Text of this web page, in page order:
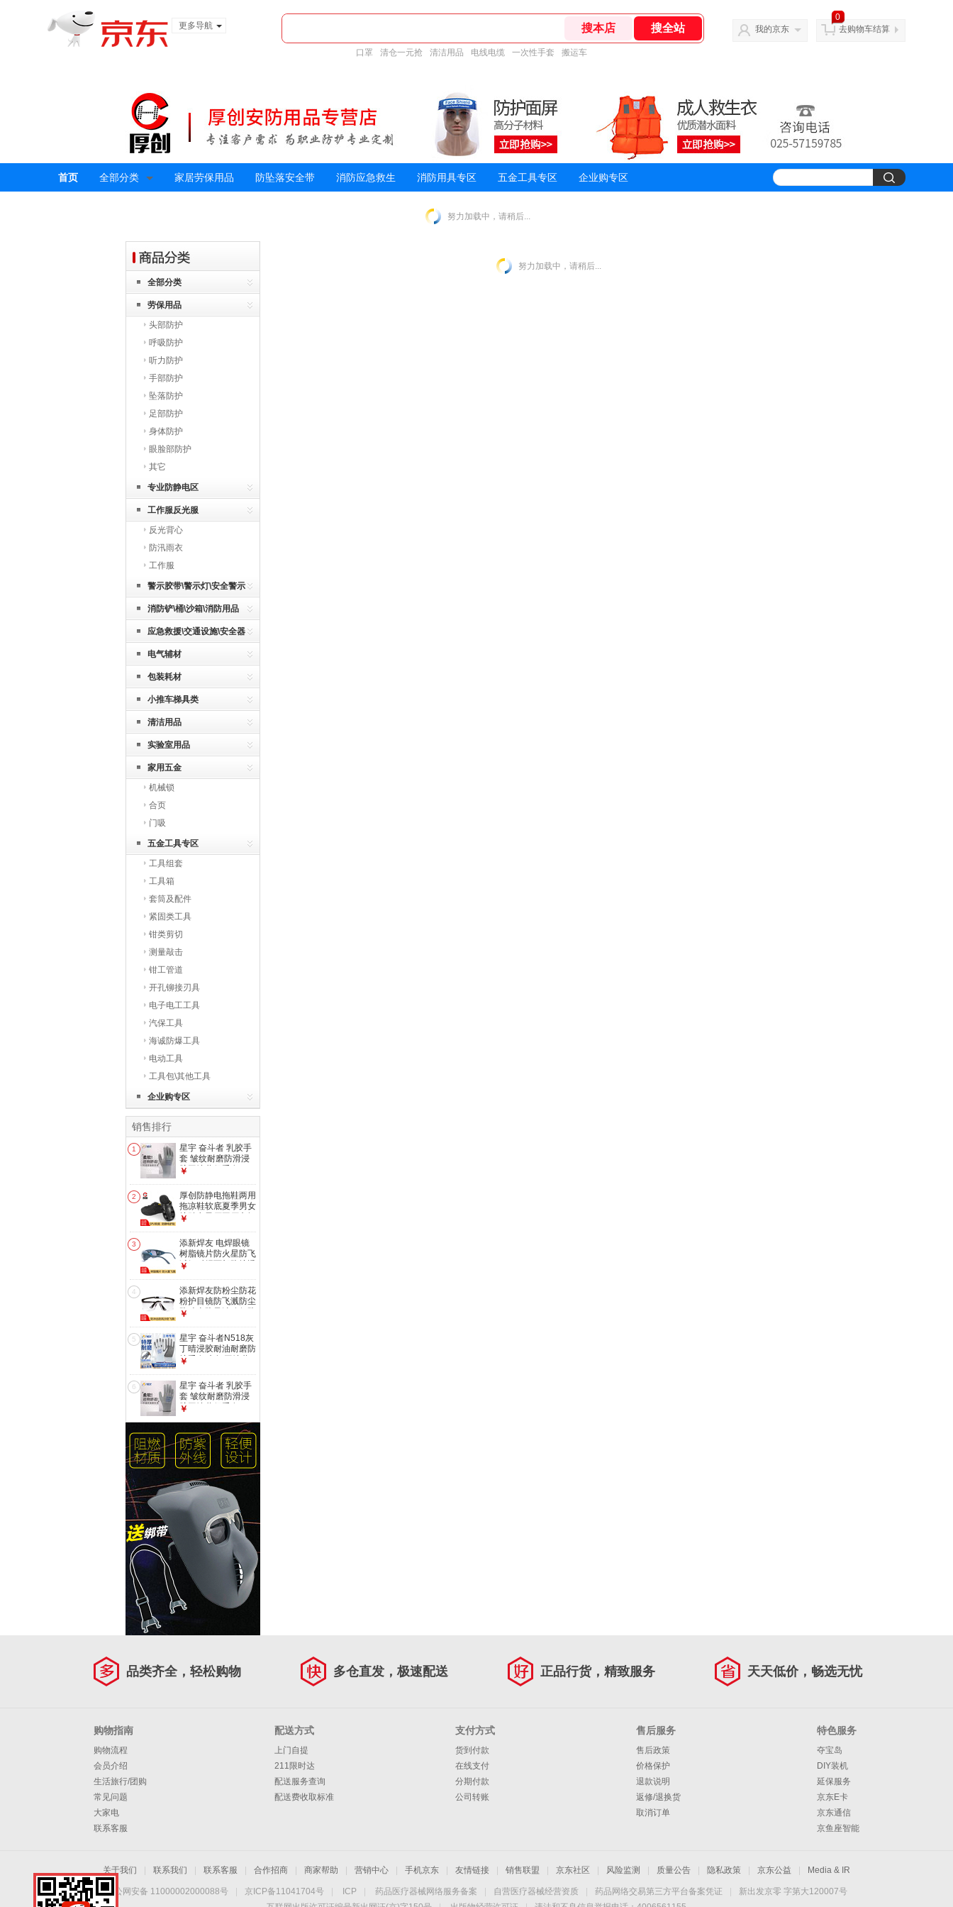
更多导航
口罩 清仓一元抢 清洁用品 电线电缆 一次性手套 搬运车
我的京东
0
去购物车结算
首页 全部分类 家居劳保用品 防坠落安全带 消防应急救生 消防用具专区 五金工具专区 企业购专区
努力加载中，请稍后...
全部分类
劳保用品
头部防护
呼吸防护
听力防护
手部防护
坠落防护
足部防护
身体防护
眼脸部防护
其它
专业防静电区
工作服反光服
反光背心
防汛雨衣
工作服
警示胶带\警示灯\安全警示
标识
消防铲\桶\沙箱\消防用品
应急救援\交通设施\安全器
具
电气辅材
包装耗材
小推车梯具类
清洁用品
实验室用品
家用五金
机械锁
合页
门吸
五金工具专区
工具组套
工具箱
套筒及配件
紧固类工具
钳类剪切
测量敲击
钳工管道
开孔铆接刃具
电子电工工具
汽保工具
海诚防爆工具
电动工具
工具包\其他工具
企业购专区
销售排行
1
星宇 奋斗者 乳胶手
套 皱纹耐磨防滑浸
胶工地劳保手套 12
浸胶】 M
￥
2
厚创防静电拖鞋两用
拖凉鞋软底夏季男女
护趾电子厂工厂车间
42
￥
3
添新焊友 电焊眼镜
树脂镜片防火星防飞
溅氩弧焊面部防护透
镜
￥
4
添新焊友防粉尘防花
粉护目镜防飞溅防尘
防冲击防风沙骑行防
【店长力荐】
￥
5
星宇 奋斗者N518灰
丁晴浸胶耐油耐磨防
护手套 车间工地劳
￥
6
星宇 奋斗者 乳胶手
套 皱纹耐磨防滑浸
胶工地劳保手套 12
￥
努力加载中，请稍后...
品类齐全，轻松购物 多仓直发，极速配送 正品行货，精致服务 天天低价，畅选无忧
购物指南
购物流程
会员介绍
生活旅行/团购
常见问题
大家电
联系客服
配送方式
上门自提
211限时达
配送服务查询
配送费收取标准
支付方式
货到付款
在线支付
分期付款
公司转账
售后服务
售后政策
价格保护
退款说明
返修/退换货
取消订单
特色服务
夺宝岛
DIY装机
延保服务
京东E卡
京东通信
京鱼座智能
关于我们 联系我们 联系客服 合作招商 商家帮助 营销中心 手机京东 友情链接 销售联盟 京东社区 风险监测 质量公告 隐私政策 京东公益 Media & IR
京公网安备 11000002000088号 京ICP备11041704号 ICP 药品医疗器械网络服务备案 自营医疗器械经营资质 药品网络交易第三方平台备案凭证
新出发京零 字第大120007号